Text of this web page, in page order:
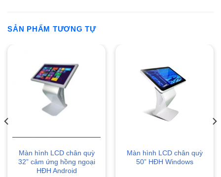
SẢN PHẨM TƯƠNG TỰ
Màn hình LCD chân quỳ
32” cảm ứng hồng ngoại
HĐH Android
Màn hình LCD chân quỳ
50” HĐH Windows